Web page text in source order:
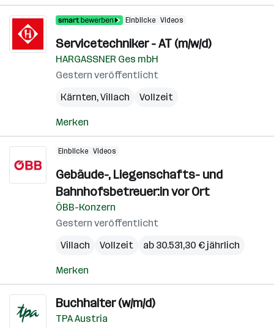
Einblicke Videos
Servicetechniker - AT (m/w/d)
HARGASSNER Ges mbH
Gestern veröffentlicht
Kärnten,Villach Vollzeit
Merken
Einblicke Videos
Gebäude-, Liegenschafts- und
Bahnhofsbetreuer:in vor Ort
ÖBB-Konzern
Gestern veröffentlicht
Villach
Vollzeit ab 30.531,30 € jährlich
Merken
Buchhalter (w/m/d)
TPA Austria